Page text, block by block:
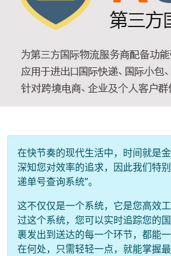
在快节奏的现代生活中，时间就是
深知您对效率的追求，因此我们特
递单号查询系统”。
这不仅仅是一个系统，它是您高效
过这个系统，您可以实时追踪您的
裹发出到送达的每一个环节，都能
在何处，只需轻轻一点，就能掌握